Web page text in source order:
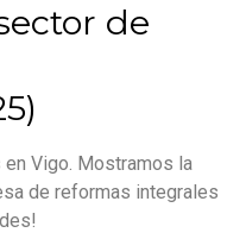
de
Vigo. Mostramos la
de reformas integrales